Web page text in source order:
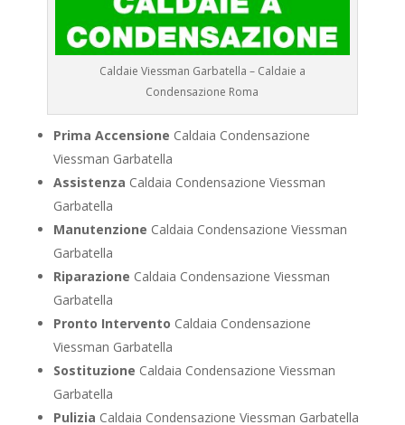
Caldaie Viessman Garbatella – Caldaie a
Condensazione Roma
Prima Accensione Caldaia Condensazione
Viessman Garbatella
Assistenza Caldaia Condensazione Viessman
Garbatella
Manutenzione Caldaia Condensazione Viessman
Garbatella
Riparazione Caldaia Condensazione Viessman
Garbatella
Pronto Intervento Caldaia Condensazione
Viessman Garbatella
Sostituzione Caldaia Condensazione Viessman
Garbatella
Pulizia Caldaia Condensazione Viessman Garbatella